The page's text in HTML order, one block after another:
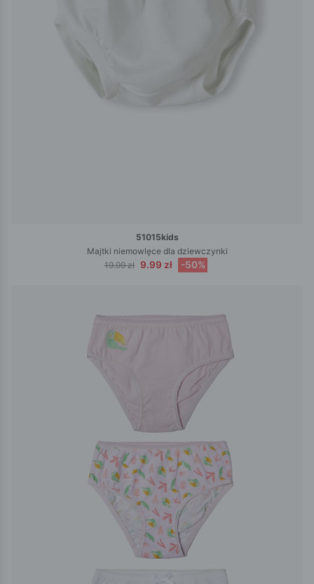
51015kids
Majtki niemowlęce dla dziewczynki
19.99 zł 9.99 zł -50%